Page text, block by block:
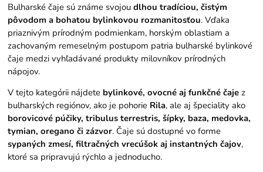
Bulharské čaje sú známe svojoudlhou tradíciou, čistým
pôvodom a bohatou bylinkovou rozmanitosťou. Vďaka
priaznivým prírodným podmienkam, horským oblastiam a
zachovaným remeselným postupom patria bulharské bylinkové
čaje medzi vyhľadávané produkty milovníkov prírodných
nápojov.
V tejto kategórii nájdete bylinkové, ovocné aj funkčné čaje z
bulharských regiónov, ako je pohorie Rila, ale aj špeciality ako
borovicové púčiky, tribulus terrestris, šípky, baza, medovka,
tymian, oregano či zázvor. Čaje sú dostupné vo forme
sypaných zmesí, filtračných vrecúšok aj instantných čajov,
ktoré sa pripravujú rýchlo a jednoducho.